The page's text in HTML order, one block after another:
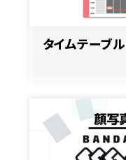
タイムテーブル